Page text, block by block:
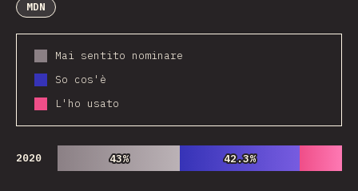
MDN
Mai sentito nominare
So cos'è
L'ho usato
2020 43%
43% 42.3%
42.3%